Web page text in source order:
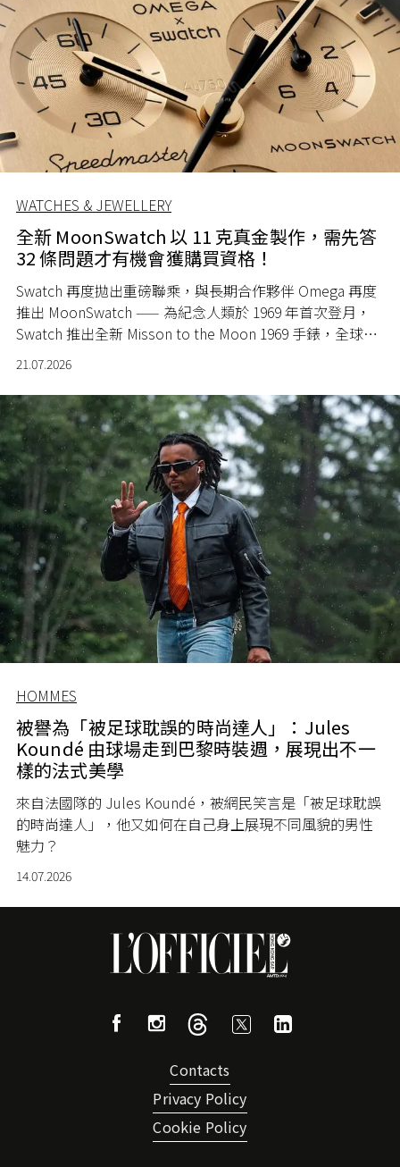
WATCHES & JEWELLERY
全新 MoonSwatch 以 11 克真金製作，需先答
32 條問題才有機會獲購買資格！
Swatch 再度拋出重磅聯乘，與長期合作夥伴 Omega 再度
推出 MoonSwatch —— 為紀念人類於 1969 年首次登月，
Swatch 推出全新 Misson to the Moon 1969 手錶，全球限
21.07.2026
HOMMES
被譽為「被足球耽誤的時尚達人」：Jules
Koundé 由球場走到巴黎時裝週，展現出不一
樣的法式美學
來自法國隊的 Jules Koundé，被網民笑言是「被足球耽誤
的時尚達人」，他又如何在自己身上展現不同風貌的男性
魅力？
14.07.2026
Contacts
Privacy Policy
Cookie Policy